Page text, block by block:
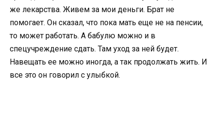
же лекарства. Живем за мои деньги. Брат не
помогает. Он сказал, что пока мать еще не на пенсии,
то может работать. А бабулю можно и в
спецучреждение сдать. Там уход за ней будет.
Навещать ее можно иногда, а так продолжать жить. И
все это он говорил с улыбкой.